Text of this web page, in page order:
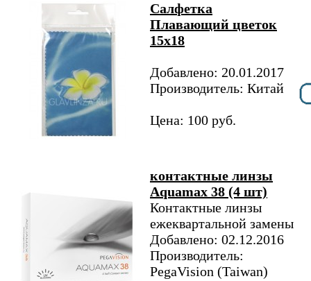
Салфетка
Плавающий цветок
15х18
Добавлено: 20.01.2017
Производитель: Китай
Цена: 100 руб.
контактные линзы
Aquamax 38 (4 шт)
Контактные линзы
ежеквартальной замены
Добавлено: 02.12.2016
Производитель:
PegaVision (Taiwan)